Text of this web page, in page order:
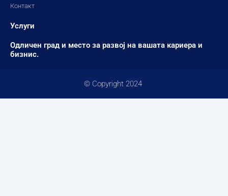
Контакт
Услуги
Одличен град и место за развој на вашата кариера и
бизнис.
© Copyright 2024